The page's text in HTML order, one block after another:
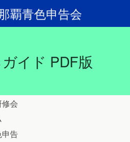
覇青色申告会
イド PDF版
会
告